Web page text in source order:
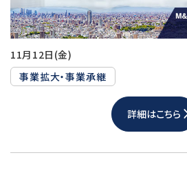
11月12日(金)
事業拡大・事業承継
詳細はこちら